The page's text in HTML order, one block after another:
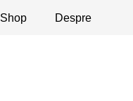
Shop Despre
Apeluri